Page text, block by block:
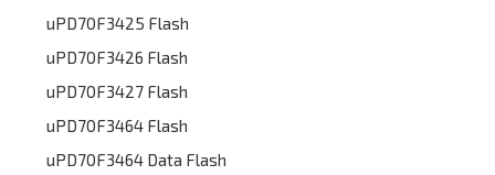
uPD70F3425 Flash
uPD70F3426 Flash
uPD70F3427 Flash
uPD70F3464 Flash
uPD70F3464 Data Flash